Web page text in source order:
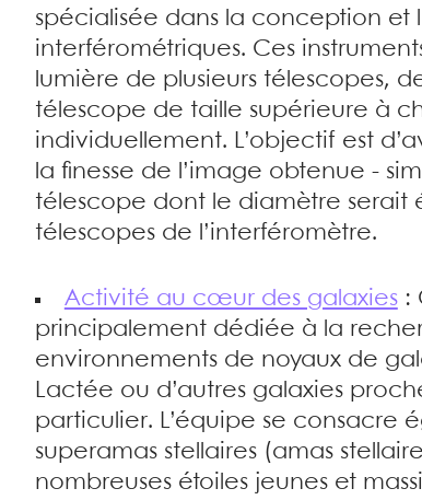
spécialisée dans la conception et
interférométriques. Ces
lumière de plusieurs télescopes,
télescope de taille supérieure à
individuellement. L’objectif est
la finesse de l’image obtenue -
télescope dont le diamètre serait
télescopes de l’interféromètre.
Activité au cœur des galaxies:
principalement dédiée à la
environnements de noyaux de
Lactée ou d’autres galaxies
particulier. L’équipe se consacre
superamas stellaires (amas
nombreuses étoiles jeunes et